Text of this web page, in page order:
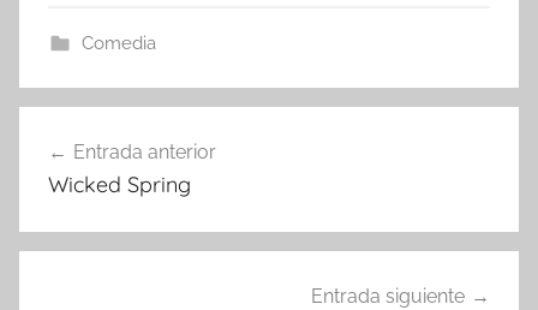
Comedia
Navegación
de
entradas
Entrada anterior
Wicked Spring
Entrada siguiente